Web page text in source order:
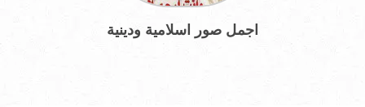
اجمل صور اسلامية ودينية